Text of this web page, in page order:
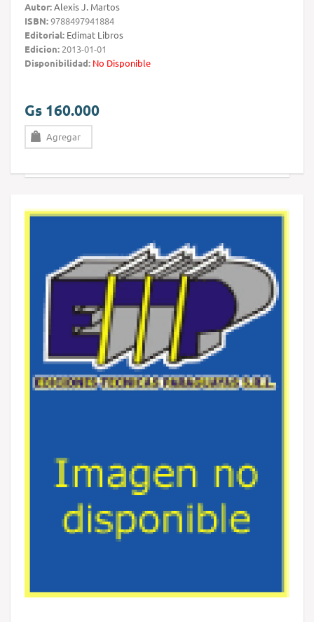
Autor:Alexis J. Martos
ISBN:9788497941884
Editorial: Edimat Libros
Edicion: 2013-01-01
Disponibilidad: No Disponible
Gs 160.000
Agregar